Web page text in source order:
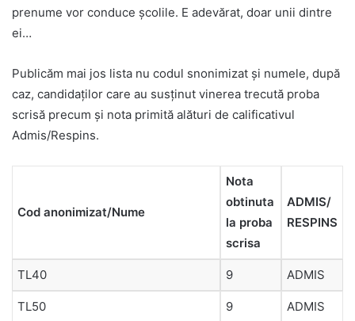
prenume vor conduce şcolile. E adevărat, doar unii dintre
ei…
Publicăm mai jos lista nu codul snonimizat şi numele, după
caz, candidaţilor care au susţinut vinerea trecută proba
scrisă precum şi nota primită alături de calificativul
Admis/Respins.
Cod anonimizat/Nume
Nota
obtinuta
la proba
scrisa
ADMIS/
RESPINS
TL40 9 ADMIS
TL50 9 ADMIS